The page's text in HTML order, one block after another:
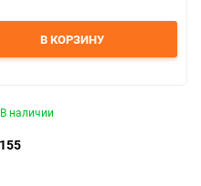
В КОРЗИНУ
В наличии